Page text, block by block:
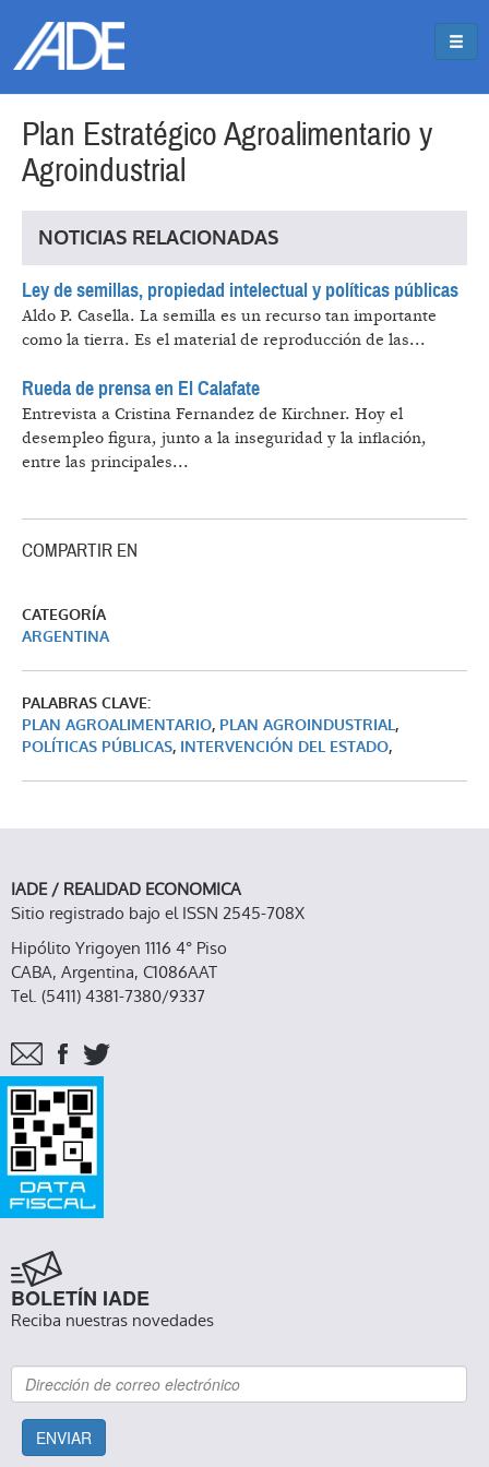
Plan Estratégico Agroalimentario y
Agroindustrial
NOTICIAS RELACIONADAS
Ley de semillas, propiedad intelectual y políticas públicas
Aldo P. Casella. La semilla es un recurso tan importante
como la tierra. Es el material de reproducción de las...
Rueda de prensa en El Calafate
Entrevista a Cristina Fernandez de Kirchner. Hoy el
desempleo figura, junto a la inseguridad y la inflación,
entre las principales...
COMPARTIR EN
CATEGORÍA
ARGENTINA
PALABRAS CLAVE:
PLAN AGROALIMENTARIO, PLAN AGROINDUSTRIAL,
POLÍTICAS PÚBLICAS, INTERVENCIÓN DEL ESTADO,
IADE / REALIDAD ECONOMICA
Sitio registrado bajo el ISSN 2545-708X
Hipólito Yrigoyen 1116 4° Piso
CABA, Argentina, C1086AAT
Tel. (5411) 4381-7380/9337
BOLETÍN IADE
Reciba nuestras novedades
ENVIAR